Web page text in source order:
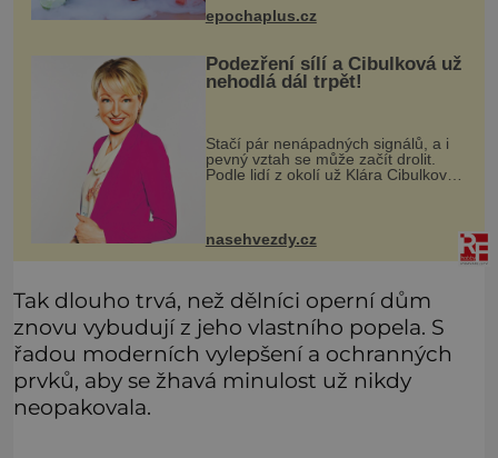
Manhattan je tu! A pokud to má být
epochaplus.cz
Podezření sílí a Cibulková už
nehodlá dál trpět!
Stačí pár nenápadných signálů, a i
pevný vztah se může začít drolit.
Podle lidí z okolí už Klára Cibulková
nasehvezdy.cz
Tak dlouho trvá, než dělníci operní dům
znovu vybudují z jeho vlastního popela. S
řadou moderních vylepšení a ochranných
prvků, aby se žhavá minulost už nikdy
neopakovala.